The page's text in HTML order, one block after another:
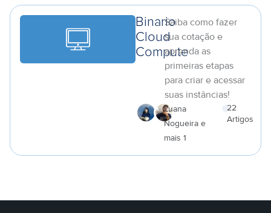
Binario
Cloud
Compute
Saiba como fazer
sua cotação e
aprenda as
primeiras etapas
para criar e acessar
suas instâncias!
Luana
Nogueira e
mais 1
22
Artigos